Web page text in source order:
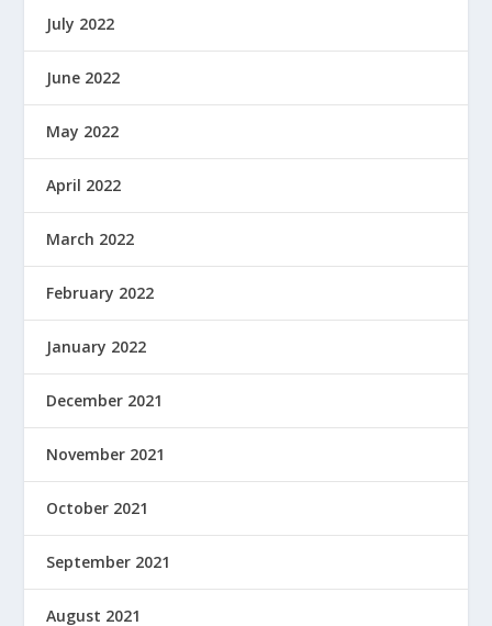
July 2022
June 2022
May 2022
April 2022
March 2022
February 2022
January 2022
December 2021
November 2021
October 2021
September 2021
August 2021